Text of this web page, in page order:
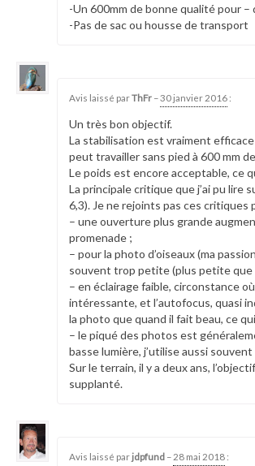
-Un 600mm de bonne qualité pour –
-Pas de sac ou housse de transport
19118
Avis laissé parThFr –30 janvier 2016 :
Un très bon objectif.
La stabilisation est vraiment
peut travailler sans pied à 600 mm
Le poids est encore acceptable, ce
La principale critique que j’ai pu
6,3). Je ne rejoints pas ces critiques
– une ouverture plus grande
promenade ;
– pour la photo d’oiseaux (ma
souvent trop petite (plus petite que
– en éclairage faible, circonstance
intéressante, et l’autofocus, quasi
la photo que quand il fait beau, ce
– le piqué des photos est
basse lumière, j’utilise aussi
Sur le terrain, il y a deux ans,
supplanté.
23975
Avis laissé par jdpfund – 28 mai 2018 :